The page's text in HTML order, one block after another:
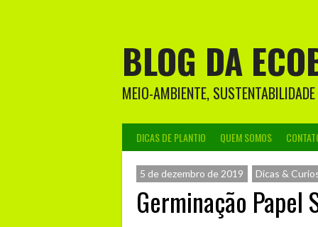
BLOG DA
MEIO-AMBIENTE,
DICAS DE PLANTIO QUEM SOMOS
Dicas &
5 de dezembro de 2019
Germinação Papel